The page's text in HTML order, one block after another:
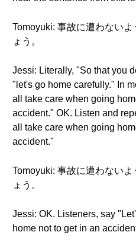
Tomoyuki: 事故に遭わない
ょう。
Jessi: Literally, "So that you
"let's go home carefully." In
all take care when going
accident." OK. Listen and
all take care when going
accident."
Tomoyuki: 事故に遭わない
ょう。
Jessi: OK. Listeners, say
home not to get in an